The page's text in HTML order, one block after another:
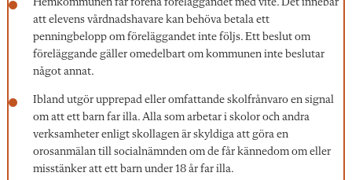
Hemkommunen får förena föreläggandet med vite. Det innebär
att elevens vårdnadshavare kan behöva betala ett
penningbelopp om föreläggandet inte följs. Ett beslut om
föreläggande gäller omedelbart om kommunen inte beslutar
något annat.
Ibland utgör upprepad eller omfattande skolfrånvaro en signal
om att ett barn far illa. Alla som arbetar i skolor och andra
verksamheter enligt skollagen är skyldiga att göra en
orosanmälan till socialnämnden om de får kännedom om eller
misstänker att ett barn under 18 år far illa.